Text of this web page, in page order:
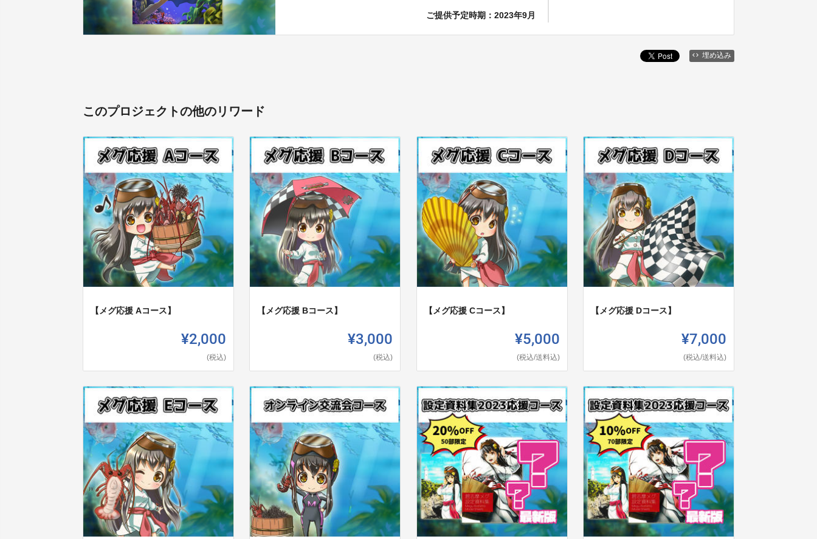
ご提供予定時期： 2023年9月
埋め込み
このプロジェクトの他のリワード
【メグ応援 Aコース】
¥2,000
(税込)
【メグ応援 Bコース】
¥3,000
(税込)
【メグ応援 Cコース】
¥5,000
(税込/送料込)
【メグ応援 Dコース】
¥7,000
(税込/送料込)